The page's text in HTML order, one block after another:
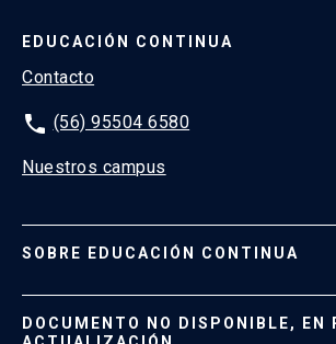
EDUCACIÓN CONTINUA
Contacto
phone (56) 95504 6580
Nuestros campus
SOBRE EDUCACIÓN CONTINUA
Formas de Pago
DOCUMENTO NO DISPONIBLE, EN